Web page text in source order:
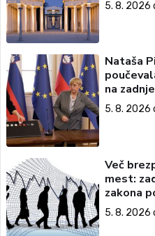
5. 8. 2026
Nataša
na
5. 8. 2026
Več
mest:
zakona
5. 8. 2026